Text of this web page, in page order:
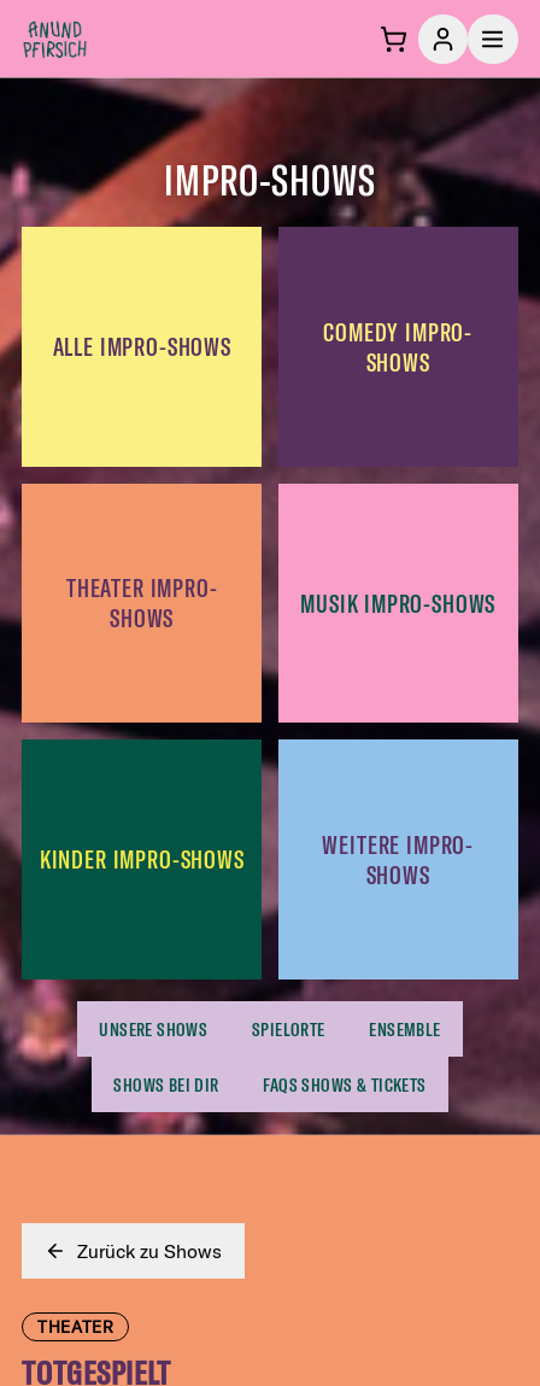
Zum Inhalt springen
IMPRO-SHOWS
ALLE IMPRO-SHOWS
COMEDY IMPRO-
SHOWS
THEATER IMPRO-
SHOWS
MUSIK IMPRO-SHOWS
KINDER IMPRO-SHOWS
WEITERE IMPRO-
SHOWS
UNSERE SHOWS SPIELORTE ENSEMBLE
SHOWS BEI DIR FAQS SHOWS & TICKETS
Zurück zu Shows
THEATER
TOTGESPIELT